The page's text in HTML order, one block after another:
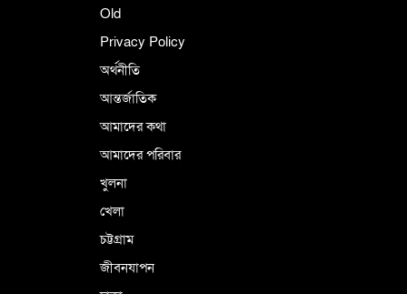
Old
Privacy Policy
অর্থনীতি
আন্তর্জাতিক
আমাদের কথা
আমাদের পরিবার
খুলনা
খেলা
চট্টগ্রাম
জীবনযাপন